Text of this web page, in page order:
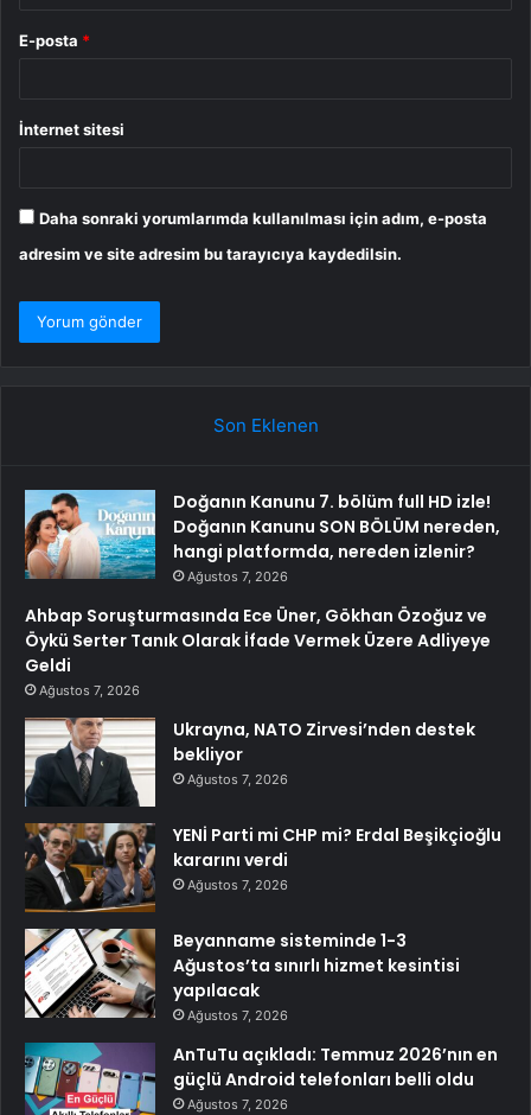
E-posta *
İnternet sitesi
Daha sonraki yorumlarımda kullanılması için adım, e-posta
adresim ve site adresim bu tarayıcıya kaydedilsin.
Son Eklenen
Doğanın Kanunu 7. bölüm full HD izle!
Doğanın Kanunu SON BÖLÜM nereden,
hangi platformda, nereden izlenir?
Ağustos 7, 2026
Ahbap Soruşturmasında Ece Üner, Gökhan Özoğuz ve
Öykü Serter Tanık Olarak İfade Vermek Üzere Adliyeye
Geldi
Ağustos 7, 2026
Ukrayna, NATO Zirvesi’nden destek
bekliyor
Ağustos 7, 2026
YENİ Parti mi CHP mi? Erdal Beşikçioğlu
kararını verdi
Ağustos 7, 2026
Beyanname sisteminde 1-3
Ağustos’ta sınırlı hizmet kesintisi
yapılacak
Ağustos 7, 2026
AnTuTu açıkladı: Temmuz 2026’nın en
güçlü Android telefonları belli oldu
Ağustos 7, 2026